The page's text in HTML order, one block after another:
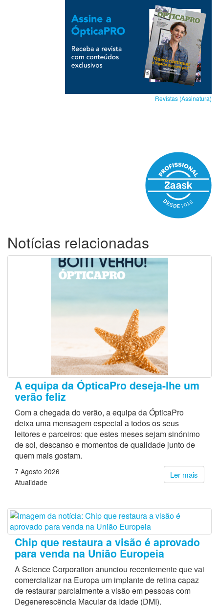
Revistas (Assinatura)
Notícias relacionadas
A equipa da ÓpticaPro deseja-lhe um
verão feliz
Com a chegada do verão, a equipa da ÓpticaPro
deixa uma mensagem especial a todos os seus
leitores e parceiros: que estes meses sejam sinónimo
de sol, descanso e momentos de qualidade junto de
quem mais gostam.
Ler mais
7 Agosto 2026
Atualidade
Chip que restaura a visão é aprovado
para venda na União Europeia
A Science Corporation anunciou recentemente que vai
comercializar na Europa um implante de retina capaz
de restaurar parcialmente a visão em pessoas com
Degenerescência Macular da Idade (DMI).